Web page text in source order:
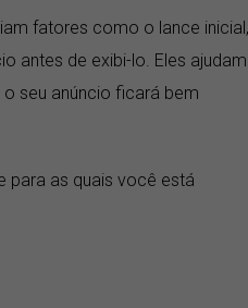
fatores como o lance inicial,
antes de exibi-lo. Eles
seu anúncio ficará bem
para as quais você está